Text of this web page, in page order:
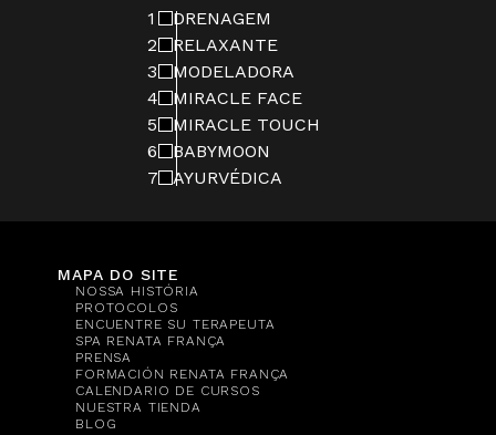
1
DRENAGEM
2
RELAXANTE
3
MODELADORA
4
MIRACLE FACE
5
MIRACLE TOUCH
6
BABYMOON
7
AYURVÉDICA
MAPA DO SITE
NOSSA HISTÓRIA
PROTOCOLOS
ENCUENTRE SU TERAPEUTA
SPA RENATA FRANÇA
PRENSA
FORMACIÓN RENATA FRANÇA
CALENDARIO DE CURSOS
NUESTRA TIENDA
BLOG